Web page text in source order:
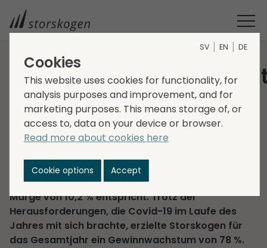
2020
2021-02-25
gegenüber dem Vorjahresquartal um 51 % und
belief sich auf 26,3 Mio. EUR, was einer EBITA-
Marge von 10,2 % entspricht. Trotz der
Herausforderungen, die Covid-19 im Laufe des
Jahres mit sich brachte, erzielte Storskogen für
das Gesamtjahr ein Gewinnwachstum von 78 %.
SV EN DE
Cookies
This website uses cookies for functionality, for
analysis purposes and improvement, and for
marketing purposes. This means storage of, or
access to, data on your device or browser.
Read more about cookies here
Cookie options Accept